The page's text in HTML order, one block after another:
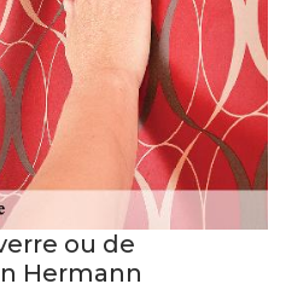
ou de
Hermann